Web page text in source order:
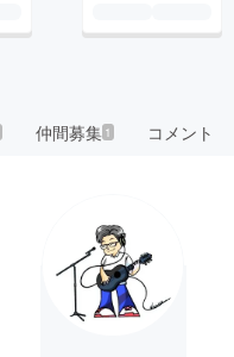
仲間募集 1 コメント